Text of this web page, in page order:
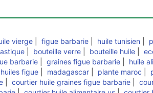
vierge figue barbarie huile tunisien
bouteille verre bouteille huile
barbarie graines figue barbarie huile
huiles figue madagascar plante maroc
courtier huile graines figue barbarie